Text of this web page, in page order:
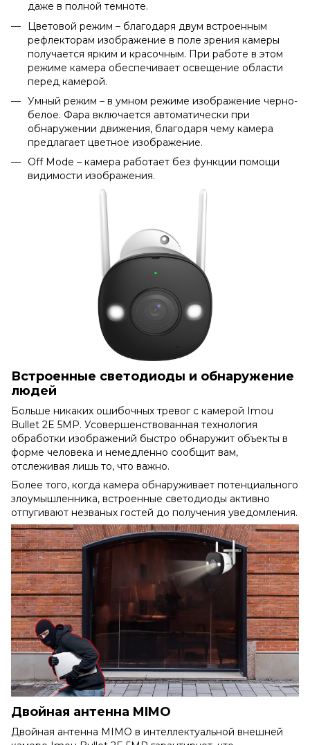
даже в полной темноте.
Цветовой режим – благодаря двум встроенным
рефлекторам изображение в поле зрения камеры
получается ярким и красочным. При работе в этом
режиме камера обеспечивает освещение области
перед камерой.
Умный режим – в умном режиме изображение черно-
белое. Фара включается автоматически при
обнаружении движения, благодаря чему камера
предлагает цветное изображение.
Off Mode – камера работает без функции помощи
видимости изображения.
Встроенные светодиоды и обнаружение
людей
Больше никаких ошибочных тревог с камерой Imou
Bullet 2E 5MP. Усовершенствованная технология
обработки изображений быстро обнаружит объекты в
форме человека и немедленно сообщит вам,
отслеживая лишь то, что важно.
Более того, когда камера обнаруживает потенциального
злоумышленника, встроенные светодиоды активно
отпугивают незваных гостей до получения уведомления.
Двойная антенна MIMO
Двойная антенна MIMO в интеллектуальной внешней